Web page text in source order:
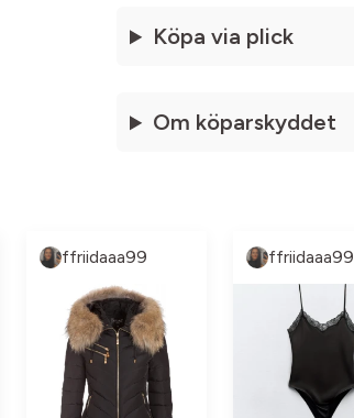
Köpa via plick
Om köparskyddet
ffriidaaa99 ffriidaaa99